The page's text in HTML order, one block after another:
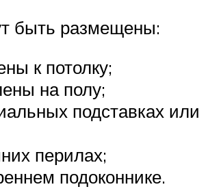
быть размещены:
к потолку;
на полу;
подставках или
перилах;
подоконнике.